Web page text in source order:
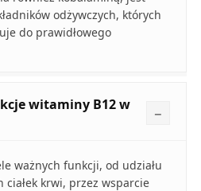
odżywczych, których
do prawidłowego
witaminy B12 w
ważnych funkcji, od udziału
krwi, przez wsparcie